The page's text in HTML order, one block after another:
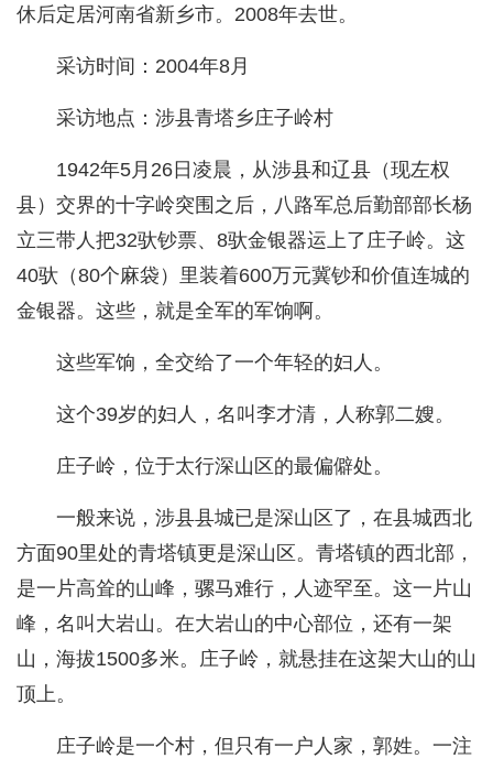
休后定居河南省新乡市。2008年去世。
采访时间：2004年8月
采访地点：涉县青塔乡庄子岭村
1942年5月26日凌晨，从涉县和辽县（现左权
县）交界的十字岭突围之后，八路军总后勤部部长杨
立三带人把32驮钞票、8驮金银器运上了庄子岭。这
40驮（80个麻袋）里装着600万元冀钞和价值连城的
金银器。这些，就是全军的军饷啊。
这些军饷，全交给了一个年轻的妇人。
这个39岁的妇人，名叫李才清，人称郭二嫂。
庄子岭，位于太行深山区的最偏僻处。
一般来说，涉县县城已是深山区了，在县城西北
方面90里处的青塔镇更是深山区。青塔镇的西北部，
是一片高耸的山峰，骡马难行，人迹罕至。这一片山
峰，名叫大岩山。在大岩山的中心部位，还有一架
山，海拔1500多米。庄子岭，就悬挂在这架大山的山
顶上。
庄子岭是一个村，但只有一户人家，郭姓。一注